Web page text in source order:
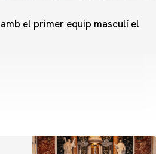
el primer equip masculí el